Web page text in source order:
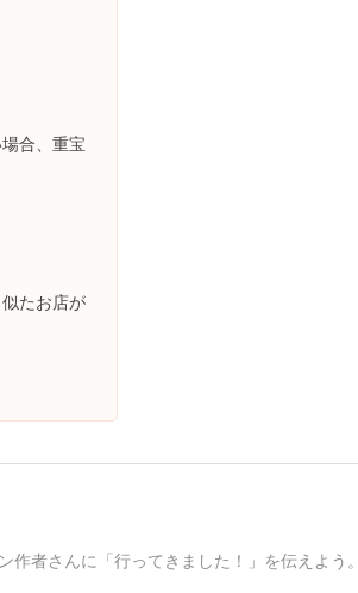
合、重宝
たお店が
作者さんに「行ってきました！」を伝えよう。